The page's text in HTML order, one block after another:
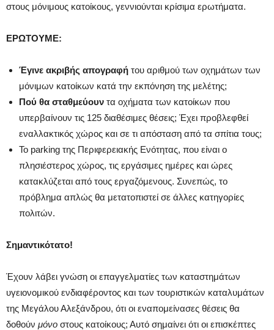
στους μόνιμους κατοίκους, γεννιούνται κρίσιμα ερωτήματα.
ΕΡΩΤΟΥΜΕ:
Έγινε ακριβής απογραφή του αριθμού των οχημάτων των
μόνιμων κατοίκων κατά την εκπόνηση της μελέτης;
Πού θα σταθμεύουν τα οχήματα των κατοίκων που
υπερβαίνουν τις 125 διαθέσιμες θέσεις; Έχει προβλεφθεί
εναλλακτικός χώρος και σε τι απόσταση από τα σπίτια τους;
Το parking της Περιφερειακής Ενότητας, που είναι ο
πλησιέστερος χώρος, τις εργάσιμες ημέρες και ώρες
κατακλύζεται από τους εργαζόμενους. Συνεπώς, το
πρόβλημα απλώς θα μετατοπιστεί σε άλλες κατηγορίες
πολιτών.
Σημαντικότατο!
Έχουν λάβει γνώση οι επαγγελματίες των καταστημάτων
υγειονομικού ενδιαφέροντος και των τουριστικών καταλυμάτων
της Μεγάλου Αλεξάνδρου, ότι οι εναπομείνασες θέσεις θα
δοθούν μόνο στους κατοίκους; Αυτό σημαίνει ότι οι επισκέπτες